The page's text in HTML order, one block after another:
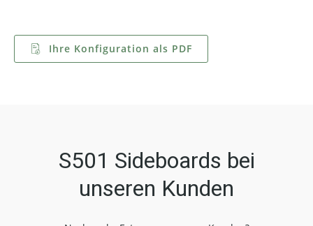
Ihre Konfiguration als PDF
S501 Sideboards bei
unseren Kunden